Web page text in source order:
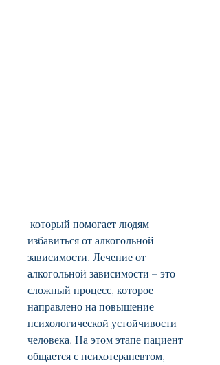
избавиться от алкогольной
зависимости. Лечение от
алкогольной зависимости – это
сложный процесс, которое
направлено на повышение
психологической устойчивости
человека. На этом этапе пациент
общается с психотерапевтом,